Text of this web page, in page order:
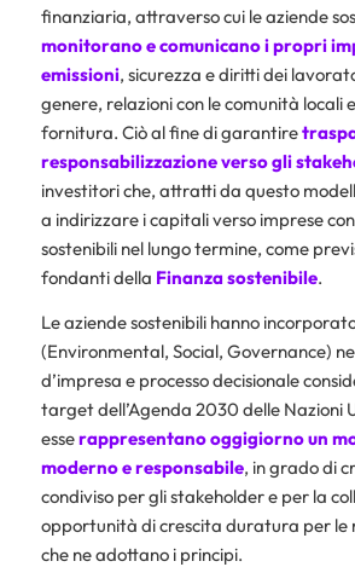
finanziaria, attraverso cui le aziende
monitorano e comunicano i propri
emissioni, sicurezza e diritti dei
genere, relazioni con le comunità locali
fornitura. Ciò al fine di garantire
responsabilizzazione verso gli
investitori che, attratti da questo
a indirizzare i capitali verso imprese
sostenibili nel lungo termine, come
fondanti della Finanza sostenibile.
Le aziende sostenibili hanno
(Environmental, Social, Governance)
d’impresa e processo decisionale
target dell’Agenda 2030 delle Nazioni
esserappresentano oggigiorno un
moderno e responsabile, in grado di
condiviso per gli stakeholder e per la
opportunità di crescita duratura per le
che ne adottano i principi.